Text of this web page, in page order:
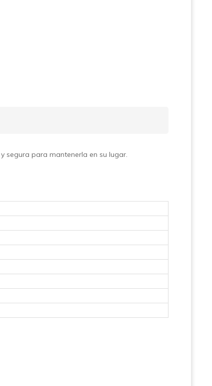
segura para mantenerla en su lugar.